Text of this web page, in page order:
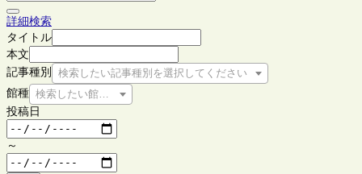
詳細検索
タイトル
本文
記事種別
検索したい記事種別を選択してください
館種 検索したい館種を選択してください
投稿日
～